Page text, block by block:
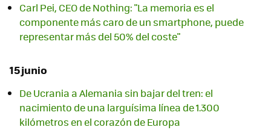
Carl Pei, CEO de Nothing: "La memoria es el
componente más caro de un smartphone, puede
representar más del 50% del coste"
15 junio
De Ucrania a Alemania sin bajar del tren: el
nacimiento de una larguísima línea de 1.300
kilómetros en el corazón de Europa